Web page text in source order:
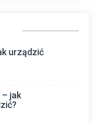
urządzić
– jak